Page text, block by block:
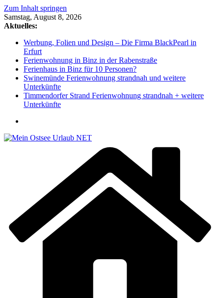
Zum Inhalt springen
Samstag, August 8, 2026
Aktuelles:
Werbung, Folien und Design – Die Firma BlackPearl in
Erfurt
Ferienwohnung in Binz in der Rabenstraße
Ferienhaus in Binz für 10 Personen?
Swinemünde Ferienwohnung strandnah und weitere
Unterkünfte
Timmendorfer Strand Ferienwohnung strandnah + weitere
Unterkünfte